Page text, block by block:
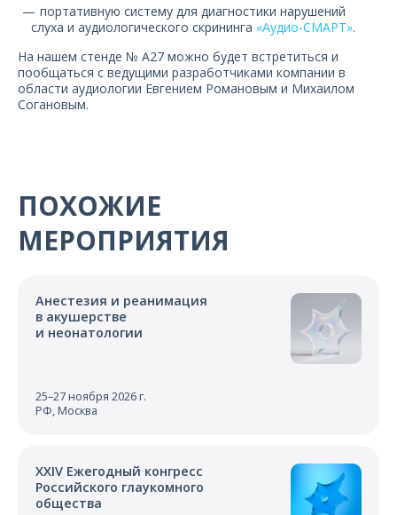
портативную систему для диагностики нарушений
слуха и аудиологического скрининга «Аудио-СМАРТ».
На нашем стенде № А27 можно будет встретиться и
пообщаться с ведущими разработчиками компании в
области аудиологии Евгением Романовым и Михаилом
Согановым.
ПОХОЖИЕ
МЕРОПРИЯТИЯ
Анестезия и реанимация
в акушерстве
и неонатологии
25–27 ноября 2026 г.
РФ, Москва
XXIV Ежегодный конгресс
Российского глаукомного
общества